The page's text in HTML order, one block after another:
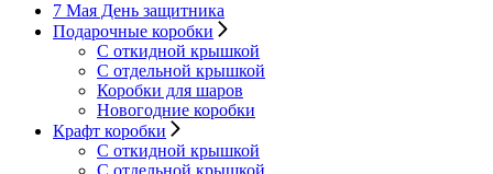
7 Мая День защитника
Подарочные коробки
С откидной крышкой
С отдельной крышкой
Коробки для шаров
Новогодние коробки
Крафт коробки
С откидной крышкой